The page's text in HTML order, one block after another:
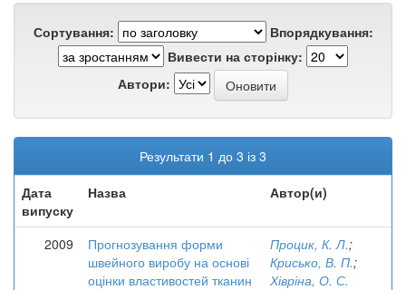
Сортування:
Впорядкування:
Вивести на сторінку:
Автори:
Результати 1 до 3 із 3
Дата
випуску
Назва Автор(и)
2009
Прогнозування форми
швейного виробу на основі
оцінки властивостей тканин
Процик, К. Л.;
Крисько, В. П.;
Хівріна, О. С.